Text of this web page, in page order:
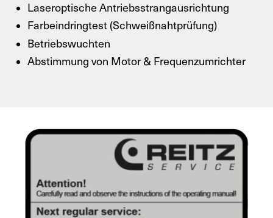
Laseroptische Antriebsstrangausrichtung
Farbeindringtest (Schweißnahtprüfung)
Betriebswuchten
Abstimmung von Motor & Frequenzumrichter